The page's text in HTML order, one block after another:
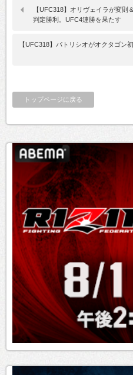
【UFC318】オリヴェイラが変
判定勝利。UFC4連勝を果たす
【UFC318】パトリシオがオクタゴン
トップページに戻る